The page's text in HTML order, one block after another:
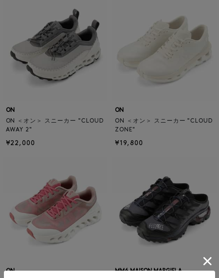
ON
ON ＜オン＞ スニーカー "CLOUD
AWAY 2"
¥22,000
ON
ON ＜オン＞ スニーカー "CLOUD
ZONE"
¥19,800
ON
MM6 MAISON MARGIELA